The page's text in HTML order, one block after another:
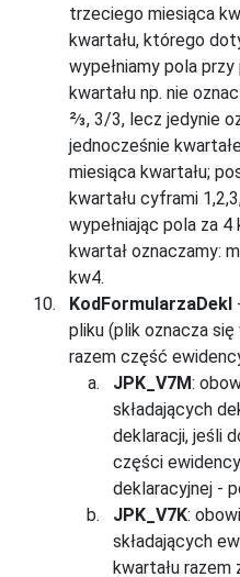
trzeciego miesiąca
kwartału, którego
wypełniamy pola
kwartału np. nie
⅔, 3/3, lecz jedynie
jednocześnie
miesiąca kwartału;
kwartału cyframi
wypełniając pola za 4
kwartał oznaczamy:
kw4.
KodFormularzaDekl
pliku (plik oznacza się
razem część
JPK_V7M:
składających
deklaracji, jeśli
części
deklaracyjnej -
JPK_V7K:
składających
kwartału